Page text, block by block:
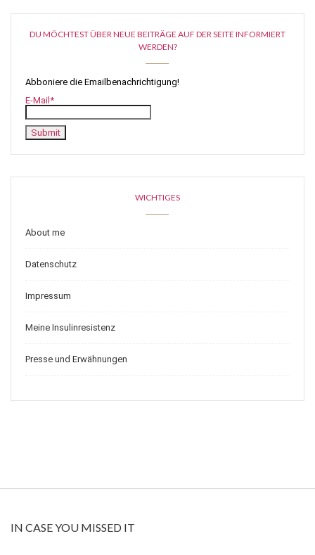
DU MÖCHTEST ÜBER NEUE BEITRÄGE AUF DER SEITE INFORMIERT
WERDEN?
Abboniere die Emailbenachrichtigung!
E-Mail*
WICHTIGES
About me
Datenschutz
Impressum
Meine Insulinresistenz
Presse und Erwähnungen
IN CASE YOU MISSED IT